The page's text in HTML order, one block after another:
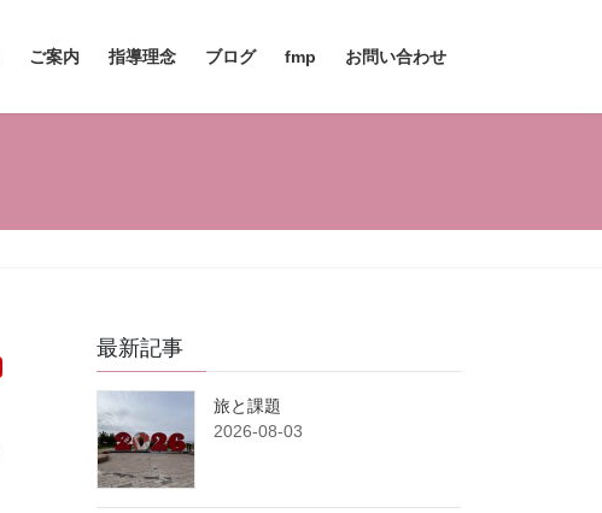
ご案内 指導理念 ブログ fmp お問い合わせ
最新記事
旅と課題
2026-08-03